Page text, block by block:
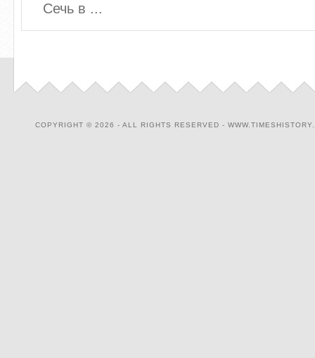
Сечь в ...
COPYRIGHT © 2026 - ALL RIGHTS RESERVED -